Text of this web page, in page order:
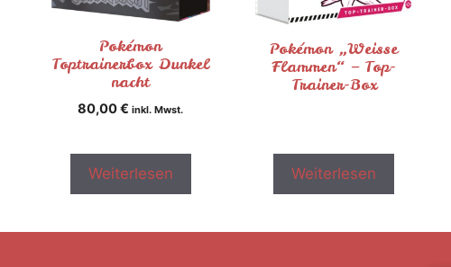
Pokémon
Toptrainerbox Dunkel
nacht
80,00€ inkl. Mwst.
Weiterlesen
Pokémon „Weisse
Flammen“ – Top-
Trainer-Box
Weiterlesen